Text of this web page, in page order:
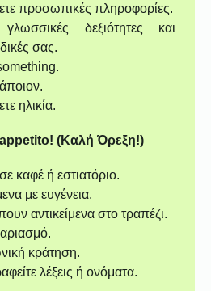
προσωπικές πληροφορίες.
δεξιότητες και
σας.
ηλικία.
(Καλή Όρεξη!)
καφέ ή εστιατόριο.
με ευγένεια.
αντικείμενα στο τραπέζι.
κράτηση.
λέξεις ή ονόματα.